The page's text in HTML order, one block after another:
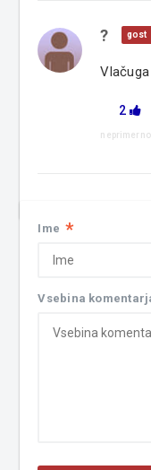
? gost
2
Ime *
Vsebina